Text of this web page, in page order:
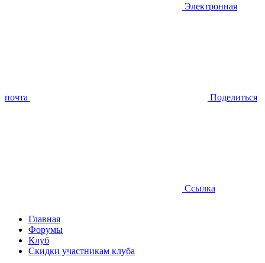
Электронная
почта Поделиться
Ссылка
Главная
Форумы
Клуб
Скидки участникам клуба